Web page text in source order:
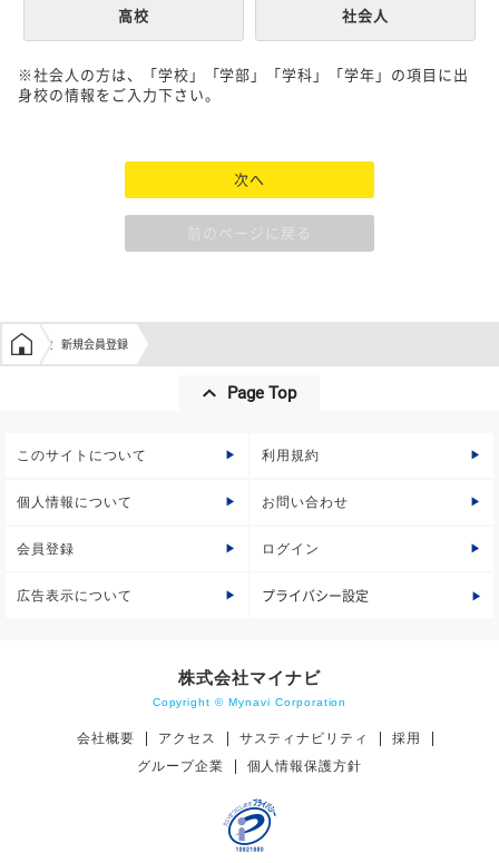
高校 社会人
※社会人の方は、「学校」「学部」「学科」「学年」の項目に出
身校の情報をご入力下さい。
次へ
前のページに戻る
学生の窓口トップ
新規会員登録
Page Top
このサイトについて 利用規約
個人情報について お問い合わせ
会員登録 ログイン
広告表示について プライバシー設定
株式会社マイナビ
Copyright © Mynavi Corporation
会社概要 アクセス サスティナビリティ
採用
グループ企業
個人情報保護方針